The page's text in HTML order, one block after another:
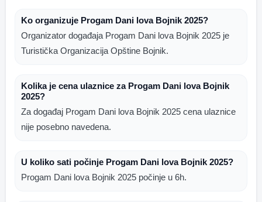
Ko organizuje Progam Dani lova Bojnik 2025?
Organizator događaja Progam Dani lova Bojnik 2025 je
Turistička Organizacija Opštine Bojnik.
Kolika je cena ulaznice za Progam Dani lova Bojnik
2025?
Za događaj Progam Dani lova Bojnik 2025 cena ulaznice
nije posebno navedena.
U koliko sati počinje Progam Dani lova Bojnik 2025?
Progam Dani lova Bojnik 2025 počinje u 6h.